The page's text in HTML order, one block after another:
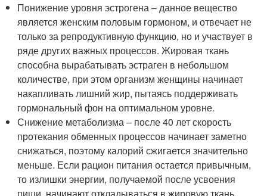
Понижение уровня эстрогена – данное вещество
является женским половым гормоном, и отвечает не
только за репродуктивную функцию, но и участвует в
ряде других важных процессов. Жировая ткань
способна вырабатывать эстраген в небольшом
количестве, при этом организм женщины начинает
накапливать лишний жир, пытаясь поддерживать
гормональный фон на оптимальном уровне.
Снижение метаболизма – после 40 лет скорость
протекания обменных процессов начинает заметно
снижаться, поэтому калорий сжигается значительно
меньше. Если рацион питания остается привычным,
то излишки энергии, получаемой после усвоения